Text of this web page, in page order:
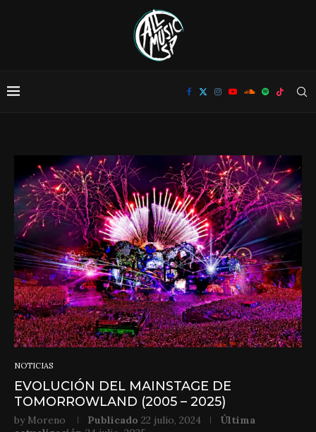
NOTICIAS
EVOLUCIÓN DEL MAINSTAGE DE
TOMORROWLAND (2005 – 2025)
by Moreno Publicado 22 julio, 2024
Última